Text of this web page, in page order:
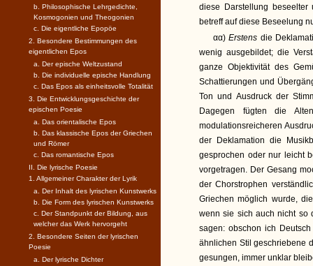
diese Darstellung
betreff auf diese Beseelung
αα)Erstens die
wenig ausgebildet; die
ganze Objektivität des
Schattierungen und
Ton und Ausdruck der
Dagegen fügten die
modulationsreicheren
der Deklamation die
gesprochen oder nur leicht
vorgetragen. Der Gesang
der Chorstrophen
Griechen möglich wurde,
wenn sie sich auch nicht so
sagen: obschon ich
ähnlichen Stil geschriebene
gesungen, immer unklar
b. Philosophische Lehrgedichte,
Kosmogonien und Theogonien
c. Die eigentliche Epopöe
2. Besondere Bestimmungen des
eigentlichen Epos
a. Der epische Weltzustand
b. Die individuelle epische Handlung
c. Das Epos als einheitsvolle Totalität
3. Die Entwicklungsgeschichte der
epischen Poesie
a. Das orientalische Epos
b. Das klassische Epos der Griechen
und Römer
c. Das romantische Epos
II. Die lyrische Poesie
1. Allgemeiner Charakter der Lyrik
a. Der Inhalt des lyrischen Kunstwerks
b. Die Form des lyrischen Kunstwerks
c. Der Standpunkt der Bildung, aus
welcher das Werk hervorgeht
2. Besondere Seiten der lyrischen
Poesie
a. Der lyrische Dichter